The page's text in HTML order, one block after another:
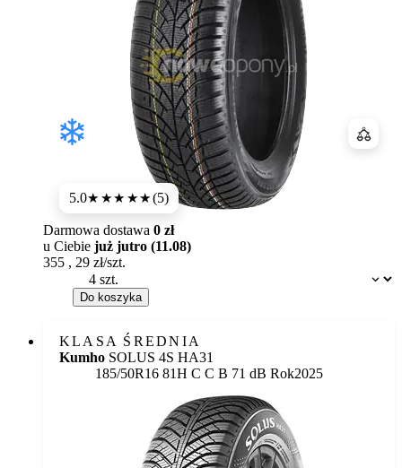
5.0★★★★★(5)
Dostępność:
Darmowa dostawa 0 zł
u Ciebie już jutro (11.08)
355 , 29 zł/szt.
Do koszyka
KLASA ŚREDNIA
Kumho SOLUS 4S HA31
185/50R16 81H Etykieta:
C C B 71 dB Rok2025